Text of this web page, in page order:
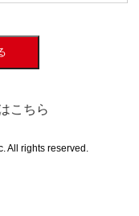
こちら
All rights reserved.